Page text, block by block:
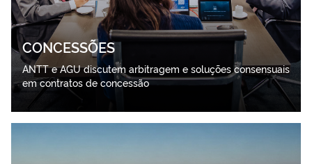
CONCESSÕES
ANTT e AGU discutem arbitragem e soluções consensuais
em contratos de concessão